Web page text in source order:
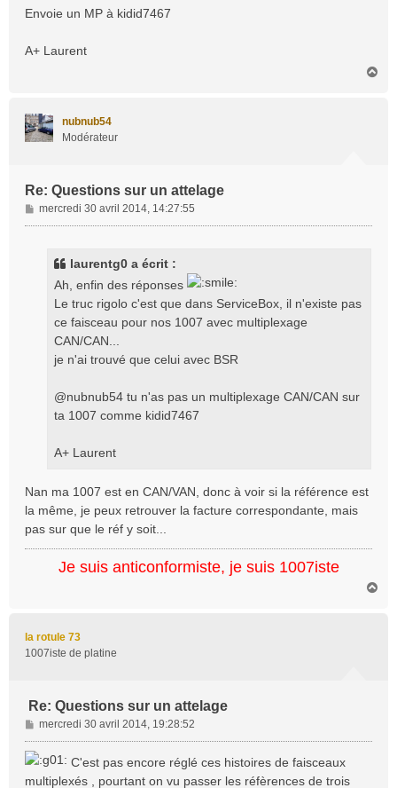
s
g
Envoie un MP à kidid7467
A+ Laurent
nubnub54
Modérateur
Re: Questions sur un attelage
M
e
mercredi 30 avril 2014, 14:27:55
laurentg0 a écrit :
Ah, enfin des réponses
Le truc rigolo c'est que dans ServiceBox, il n'existe pas
ce faisceau pour nos 1007 avec multiplexage
CAN/CAN...
je n'ai trouvé que celui avec BSR
@nubnub54 tu n'as pas un multiplexage CAN/CAN sur
ta 1007 comme kidid7467
A+ Laurent
Nan ma 1007 est en CAN/VAN, donc à voir si la référence est
la même, je peux retrouver la facture correspondante, mais
pas sur que le réf y soit...
Je suis anticonformiste, je suis 1007iste
la rotule 73
1007iste de platine
Re: Questions sur un attelage
M
e
s
mercredi 30 avril 2014, 19:28:52
C'est pas encore réglé ces histoires de faisceaux
multiplexés , pourtant on vu passer les réfèrences de trois